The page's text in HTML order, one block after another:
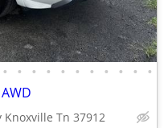
• • • • • • • • • • •
Tn 37912